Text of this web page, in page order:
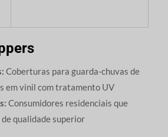
Coberturas para guarda-chuvas de
em vinil com tratamento UV
Consumidores residenciais que
qualidade superior